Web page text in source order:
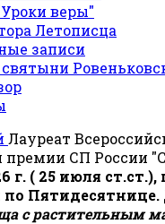
веры"
Летописца
записи
Лауреат
премии СП России
г. ( 25 июля
по Пятидесятнице.
с растительным